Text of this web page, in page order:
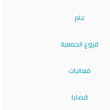
عام
فروع الجمعية
فعاليات
قضايا